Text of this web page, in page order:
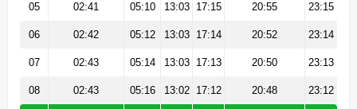
05 02:41 05:10 13:03 17:15 20:55 23:15
06 02:42 05:12 13:03 17:14 20:52 23:14
07 02:43 05:14 13:03 17:13 20:50 23:13
08 02:43 05:16 13:02 17:12 20:48 23:12